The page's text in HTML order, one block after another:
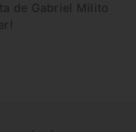
de Gabriel Milito